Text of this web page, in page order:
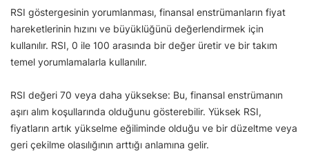
RSI göstergesinin yorumlanması, finansal enstrümanların fiyat
hareketlerinin hızını ve büyüklüğünü değerlendirmek için
kullanılır. RSI, 0 ile 100 arasında bir değer üretir ve bir takım
temel yorumlamalarla kullanılır.
RSI değeri 70 veya daha yüksekse: Bu, finansal enstrümanın
aşırı alım koşullarında olduğunu gösterebilir. Yüksek RSI,
fiyatların artık yükselme eğiliminde olduğu ve bir düzeltme veya
geri çekilme olasılığının arttığı anlamına gelir.